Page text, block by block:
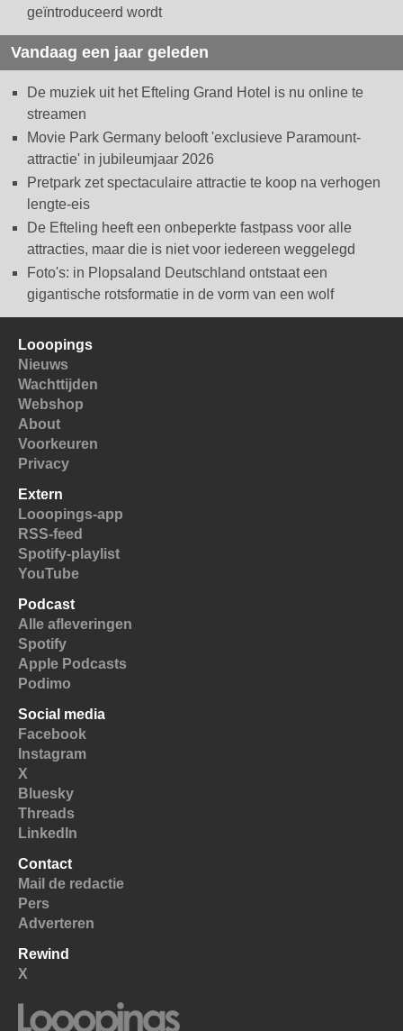
geïntroduceerd wordt
Vandaag een jaar geleden
De muziek uit het Efteling Grand Hotel is nu online te
streamen
Movie Park Germany belooft 'exclusieve Paramount-
attractie' in jubileumjaar 2026
Pretpark zet spectaculaire attractie te koop na verhogen
lengte-eis
De Efteling heeft een onbeperkte fastpass voor alle
attracties, maar die is niet voor iedereen weggelegd
Foto's: in Plopsaland Deutschland ontstaat een
gigantische rotsformatie in de vorm van een wolf
Looopings
Nieuws
Wachttijden
Webshop
About
Voorkeuren
Privacy
Extern
Looopings-app
RSS-feed
Spotify-playlist
YouTube
Podcast
Alle afleveringen
Spotify
Apple Podcasts
Podimo
Social media
Facebook
Instagram
X
Bluesky
Threads
LinkedIn
Contact
Mail de redactie
Pers
Adverteren
Rewind
X